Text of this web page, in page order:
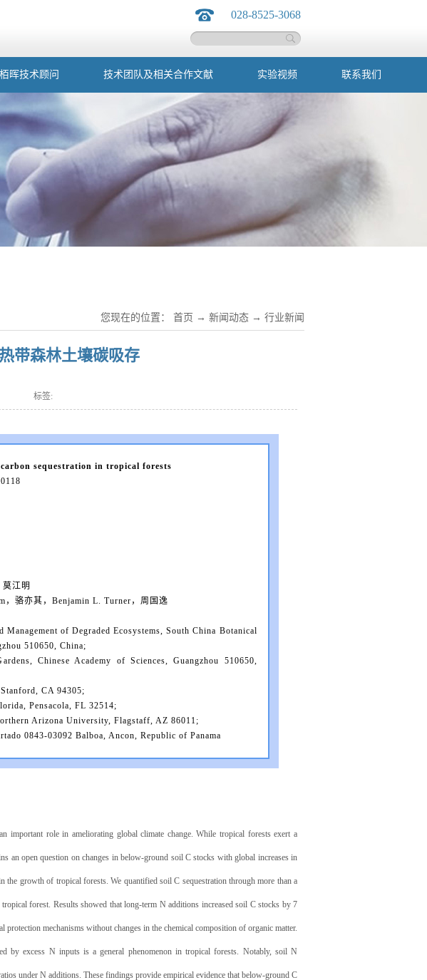
028-8525-3068
栢晖技术顾问 技术团队及相关合作文献 实验视频 联系我们
您现在的位置： 首页 → 新闻动态 → 行业新闻
带森林土壤碳吸存
标签:
sequestration in tropical forests
江明
骆亦其，Benjamin L. Turner，周国逸
of Degraded Ecosystems, South China Botanical
510650, China;
Chinese Academy of Sciences, Guangzhou 510650,
CA 94305;
Pensacola, FL 32514;
Arizona University, Flagstaff, AZ 86011;
0843-03092 Balboa, Ancon, Republic of Panama
important role in ameliorating global climate change. While tropical forests exert a
an open question on changes in below-ground soil C stocks with global increases in
the growth of tropical forests. We quantified soil C sequestration through more than a
forest. Results showed that long-term N additions increased soil C stocks by 7
mechanisms without changes in the chemical composition of organic matter.
by excess N inputs is a general phenomenon in tropical forests. Notably, soil N
under N additions. These findings provide empirical evidence that below-ground C